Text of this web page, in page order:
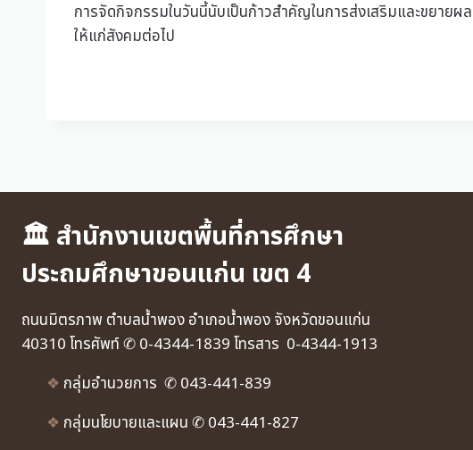
การจัดกิจกรรมในวันนี้นับเป็นก้าวสำคัญในการส่งเสริมและขยายผ
ให้แก่สังคมต่อไป
🏛 สำนักงานเขตพื้นที่การศึกษา
ประถมศึกษาขอนแก่น เขต 4
ถนนมิตรภาพ ตำบลน้ำพอง อำเภอน้ำพอง จังหวัดขอนแก่น
40310 โทรศัพท์ ✆ 0-4344-1839 โทรสาร 0-4344-1913
❖ กลุ่มอำนวยการ ✆ 043-441-839
❖ กลุ่มนโยบายและแผน ✆ 043-441-827